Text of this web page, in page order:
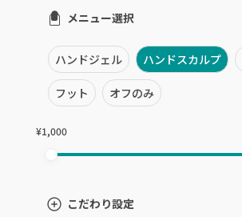
安佐南区・安佐北区
福山・尾道・三原
呉・竹原・東広島
メニュー選択
ハンドジェル ハンドスカルプ
フット オフのみ
¥1,000
こだわり設定